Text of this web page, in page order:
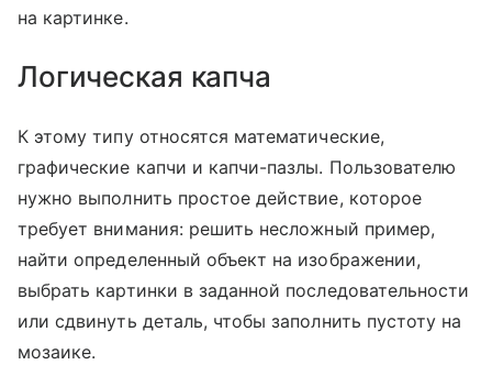
на картинке.
Логическая капча
К этому типу относятся математические,
графические капчи и капчи-пазлы. Пользователю
нужно выполнить простое действие, которое
требует внимания: решить несложный пример,
найти определенный объект на изображении,
выбрать картинки в заданной последовательности
или сдвинуть деталь, чтобы заполнить пустоту на
мозаике.